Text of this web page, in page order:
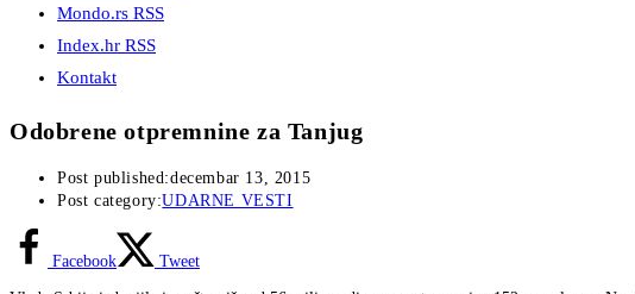
Mondo.rs RSS
Index.hr RSS
Kontakt
Odobrene otpremnine za Tanjug
Post published:decembar 13, 2015
Post category:UDARNE VESTI
Facebook Tweet